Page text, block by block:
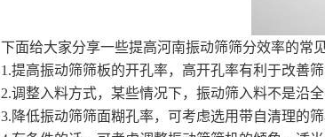
下面给大家分享一些提高河南振动筛筛分效率的常见
1.提高振动筛筛板的开孔率，高开孔率有利于改善
2.调整入料方式，某些情况下，振动筛入料不是沿
3. 降低振动筛筛面糊孔率，可考虑选用带自清理的